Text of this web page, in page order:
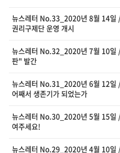
뉴스레터 No.33_2020년 8월 14일
권리구제단 운영 개시
뉴스레터 No.32_2020년 7월 10일
판" 발간
뉴스레터 No.31_2020년 6월 12일
어째서 생존기가 되었는가
뉴스레터 No.30_2020년 5월 15일
여주세요!
뉴스레터 No.29_2020년 4월 10일